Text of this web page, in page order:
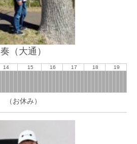
奏（大通）
14 15 16 17 18 19
（お休み）